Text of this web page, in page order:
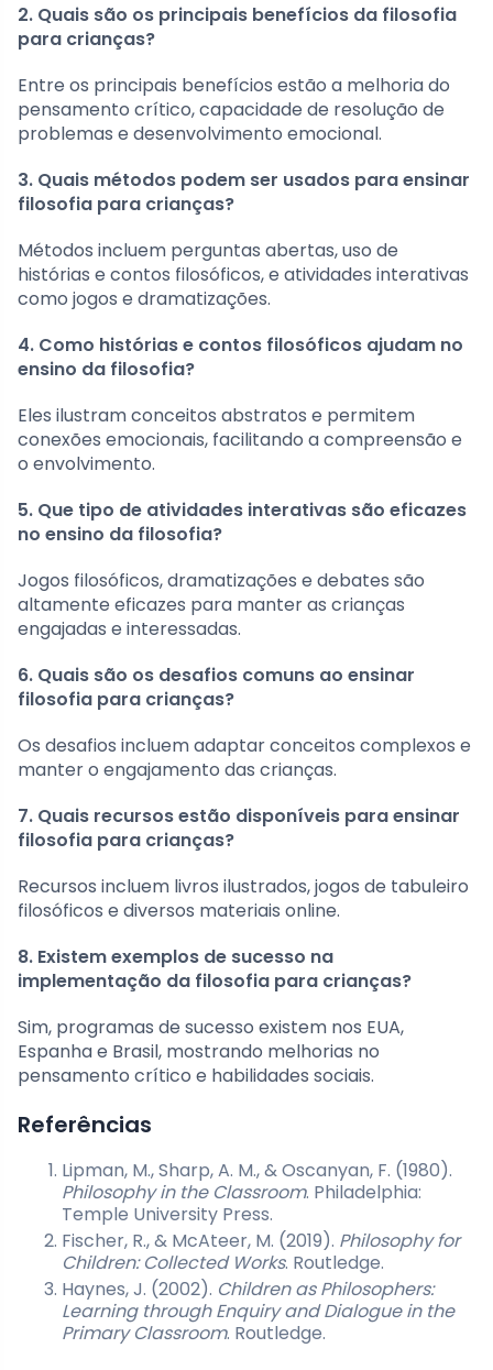
2. Quais são os principais benefícios da filosofia
para crianças?
Entre os principais benefícios estão a melhoria do
pensamento crítico, capacidade de resolução de
problemas e desenvolvimento emocional.
3. Quais métodos podem ser usados para ensinar
filosofia para crianças?
Métodos incluem perguntas abertas, uso de
histórias e contos filosóficos, e atividades interativas
como jogos e dramatizações.
4. Como histórias e contos filosóficos ajudam no
ensino da filosofia?
Eles ilustram conceitos abstratos e permitem
conexões emocionais, facilitando a compreensão e
o envolvimento.
5. Que tipo de atividades interativas são eficazes
no ensino da filosofia?
Jogos filosóficos, dramatizações e debates são
altamente eficazes para manter as crianças
engajadas e interessadas.
6. Quais são os desafios comuns ao ensinar
filosofia para crianças?
Os desafios incluem adaptar conceitos complexos e
manter o engajamento das crianças.
7. Quais recursos estão disponíveis para ensinar
filosofia para crianças?
Recursos incluem livros ilustrados, jogos de tabuleiro
filosóficos e diversos materiais online.
8. Existem exemplos de sucesso na
implementação da filosofia para crianças?
Sim, programas de sucesso existem nos EUA,
Espanha e Brasil, mostrando melhorias no
pensamento crítico e habilidades sociais.
Referências
Lipman, M., Sharp, A. M., & Oscanyan, F. (1980).
Philosophy in the Classroom. Philadelphia:
Temple University Press.
Fischer, R., & McAteer, M. (2019). Philosophy for
Children: Collected Works. Routledge.
Haynes, J. (2002). Children as Philosophers:
Learning through Enquiry and Dialogue in the
Primary Classroom. Routledge.